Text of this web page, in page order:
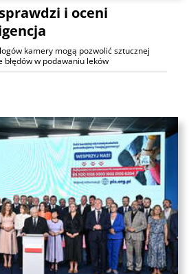
i oceni
kamery mogą pozwolić sztucznej
w podawaniu leków